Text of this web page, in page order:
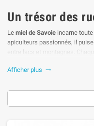
Un trésor des
Le miel de Savoie incarne
apiculteurs passionnés, il
depuis 2009, La Boutique
montagne authentiques et
Afficher plus 